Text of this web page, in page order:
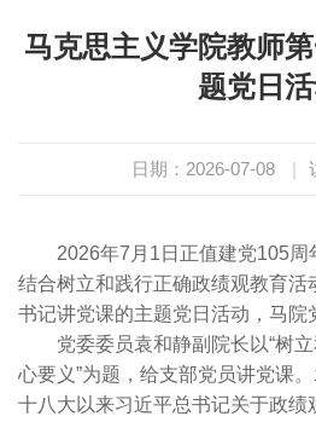
马克思主义学院教师
题党日
日期：2026-07-08 |
2026年7月1日正值建党105
结合树立和践行正确政绩观教育活
书记讲党课的主题党日活动，马院
党委委员袁和静副院长以“树
心要义”为题，给支部党员讲党课
十八大以来习近平总书记关于政绩